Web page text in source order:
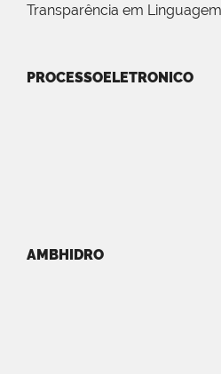
Transparência em
PROCESSOELETRONICO
AMBHIDRO